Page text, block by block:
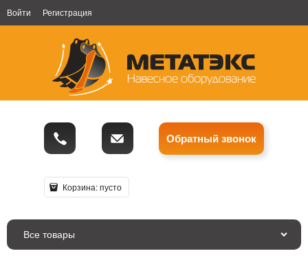
Войти Регистрация
Обратный звонок
Корзина:пусто
Все товары